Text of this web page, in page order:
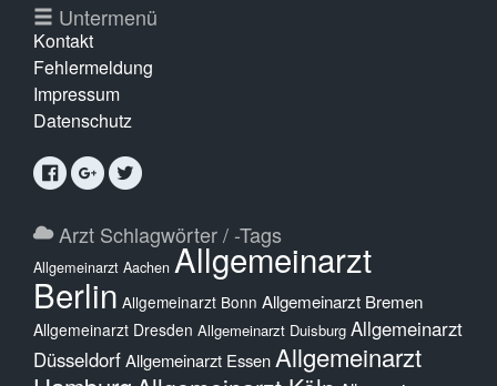
Untermenü
Kontakt
Fehlermeldung
Impressum
Datenschutz
Arzt Schlagwörter / -Tags
Allgemeinarzt Aachen Allgemeinarzt
Berlin Allgemeinarzt Bonn Allgemeinarzt Bremen
Allgemeinarzt Dresden Allgemeinarzt Duisburg Allgemeinarzt
DüsseldorfAllgemeinarzt Essen Allgemeinarzt